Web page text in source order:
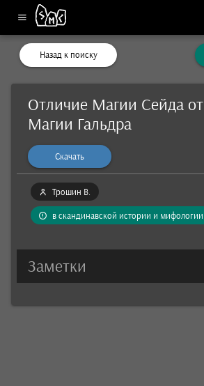
Назад к поиску
Отличие Магии Сейда от
Магии Гальдра
Скачать
Трошин В.
в скандинавской истории и мифологии
Заметки